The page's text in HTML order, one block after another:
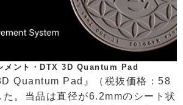
メント・DTX 3D Quantum Pad
Quantum Pad』（税抜価格：58
。当品は直径が6.2mmのシート状